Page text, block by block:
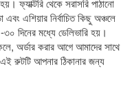
এশিয়ার নির্বাচিত কিছু অঞ্চলে
দিনের মধ্যে ডেলিভারি হয়।
অর্ডার করার আগে আমাদের সাথে
রুটটি আপনার ঠিকানার জন্য